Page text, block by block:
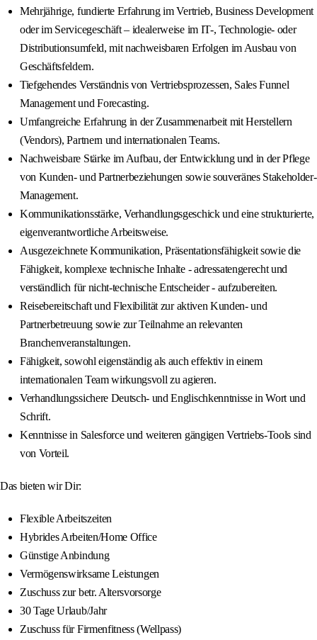
Mehrjährige, fundierte Erfahrung im Vertrieb, Business Development
oder im Servicegeschäft – idealerweise im IT-, Technologie- oder
Distributionsumfeld, mit nachweisbaren Erfolgen im Ausbau von
Geschäftsfeldern.
Tiefgehendes Verständnis von Vertriebsprozessen, Sales Funnel
Management und Forecasting.
Umfangreiche Erfahrung in der Zusammenarbeit mit Herstellern
(Vendors), Partnern und internationalen Teams.
Nachweisbare Stärke im Aufbau, der Entwicklung und in der Pflege
von Kunden- und Partnerbeziehungen sowie souveränes Stakeholder-
Management.
Kommunikationsstärke, Verhandlungsgeschick und eine strukturierte,
eigenverantwortliche Arbeitsweise.
Ausgezeichnete Kommunikation, Präsentationsfähigkeit sowie die
Fähigkeit, komplexe technische Inhalte - adressatengerecht und
verständlich für nicht-technische Entscheider - aufzubereiten.
Reisebereitschaft und Flexibilität zur aktiven Kunden- und
Partnerbetreuung sowie zur Teilnahme an relevanten
Branchenveranstaltungen.
Fähigkeit, sowohl eigenständig als auch effektiv in einem
internationalen Team wirkungsvoll zu agieren.
Verhandlungssichere Deutsch- und Englischkenntnisse in Wort und
Schrift.
Kenntnisse in Salesforce und weiteren gängigen Vertriebs-Tools sind
von Vorteil.
Das bieten wir Dir:
Flexible Arbeitszeiten
Hybrides Arbeiten/Home Office
Günstige Anbindung
Vermögenswirksame Leistungen
Zuschuss zur betr. Altersvorsorge
30 Tage Urlaub/Jahr
Zuschuss für Firmenfitness (Wellpass)